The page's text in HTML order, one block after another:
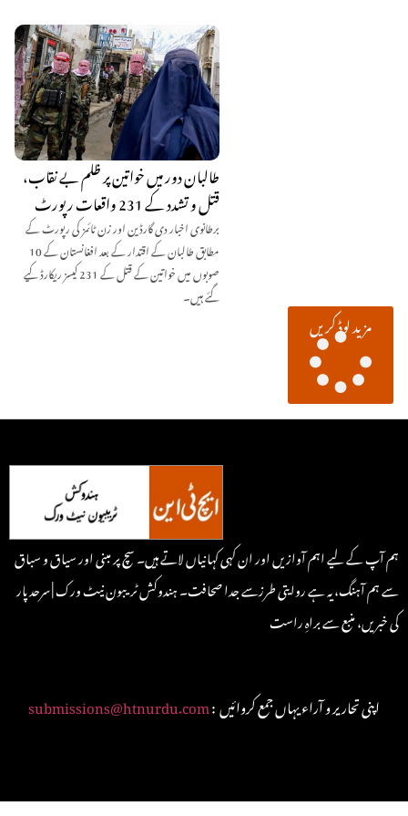
طالبان دور میں خواتین پر ظلم بے نقاب،
قتل و تشدد کے 231 واقعات رپورٹ
برطانوی اخبار دی گارڈین اور زن ٹائمز کی رپورٹ کے
مطابق طالبان کے اقتدار کے بعد افغانستان کے 10
صوبوں میں خواتین کے قتل کے 231 کیسز ریکارڈ کیے
گئے ہیں۔
مزید لوڈ کریں
ہم آپ کے لیے اہم آوازیں اور ان کہی کہانیاں لاتے ہیں۔ سچ پر مبنی اور سیاق و سباق
سے ہم آہنگ، یہ ہے روایتی طرزسے جدا صحافت۔ ہندوکش ٹریبون نیٹ ورک | سرحد پار
کی خبریں، منبع سے براہِ راست
submissions@htnurdu.com : اپنی تحاریر و آراء یہاں جمع کروائیں